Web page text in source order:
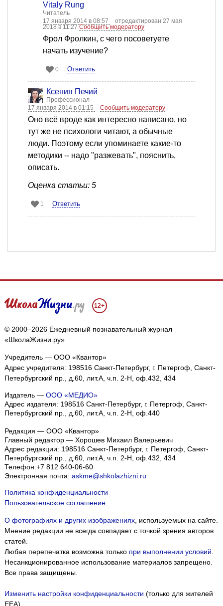
Vitaly Rung
Читатель
17 января 2014 в 08:57
отредактирован 27 мая
2018 в 11:27Сообщить модератору
Фрол Фролкин, с чего посоветуете
начать изучение?
0 Ответить
Ксения Печий
Профессионал
17 января 2014 в 01:15
Сообщить модератору
Оно всё вроде как интересно написано, но
тут же не психологи читают, а обычные
люди. Поэтому если упоминаете какие-то
методики -- надо "разжевать", пояснить,
описать.
Оценка статьи: 5
1 Ответить
12+
© 2000–2026 Ежедневный познавательный журнал
«ШколаЖизни.ру»
Учредитель — ООО «Квантор»
Адрес учредителя: 198516 Санкт-Петербург, г. Петергоф, Санкт-
Петербургский пр., д.60, лит.А, ч.п. 2-Н, оф.432, 434
Издатель — ООО «МЕДИО»
Адрес издателя: 198516 Санкт-Петербург, г. Петергоф, Санкт-
Петербургский пр., д.60, лит.А, ч.п. 2-Н, оф.440
Редакция — ООО «Квантор»
Главный редактор — Хорошев Михаил Валерьевич
Адрес редакции: 198516 Санкт-Петербург, г. Петергоф Санкт-
Петербургский пр., д.60, лит.А, ч.п. 2-Н, оф.432, 434
Телефон:+7 812 640-06-60
Электронная почта: askme@shkolazhizni.ru
Политика конфиденциальности
Пользовательское соглашение
О фотографиях и других изображениях, используемых на сайте.
Мнение редакции не всегда совпадает с точкой зрения авторов
статей.
Любая перепечатка возможна только при выполнении условий
Несанкционированное использование материалов запрещено.
Все права защищены.
Изменить настройки конфиденциальности (только для жителей
EEA)